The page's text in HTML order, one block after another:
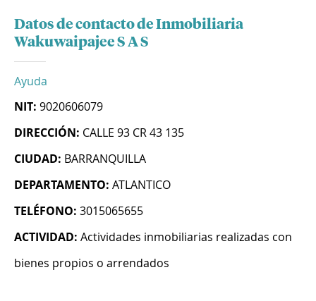
Datos de contacto de Inmobiliaria
Wakuwaipajee S A S
Ayuda
NIT: 9020606079
DIRECCIÓN: CALLE 93 CR 43 135
CIUDAD: BARRANQUILLA
DEPARTAMENTO: ATLANTICO
TELÉFONO: 3015065655
ACTIVIDAD: Actividades inmobiliarias realizadas con
bienes propios o arrendados